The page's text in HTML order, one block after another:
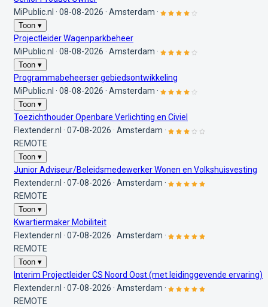
MiPublic.nl · 08-08-2026 · Amsterdam ·
Toon ▾
Projectleider Wagenparkbeheer
MiPublic.nl · 08-08-2026 · Amsterdam ·
Toon ▾
Programmabeheerser gebiedsontwikkeling
MiPublic.nl · 08-08-2026 · Amsterdam ·
Toon ▾
Toezichthouder Openbare Verlichting en Civiel
Flextender.nl · 07-08-2026 · Amsterdam ·
REMOTE
Toon ▾
Junior Adviseur/Beleidsmedewerker Wonen en Volkshuisvesting
Flextender.nl · 07-08-2026 · Amsterdam ·
REMOTE
Toon ▾
Kwartiermaker Mobiliteit
Flextender.nl · 07-08-2026 · Amsterdam ·
REMOTE
Toon ▾
Interim Projectleider CS Noord Oost (met leidinggevende ervaring)
Flextender.nl · 07-08-2026 · Amsterdam ·
REMOTE